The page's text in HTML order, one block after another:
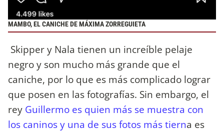
MAMBO, EL CANICHE DE MÁXIMA ZORREGUIETA
Skipper y Nala tienen un increíble pelaje
negro y son mucho más grande que el
caniche, por lo que es más complicado lograr
que posen en las fotografías. Sin embargo, el
rey Guillermo es quien más se muestra con
los caninos y una de sus fotos más tierna es